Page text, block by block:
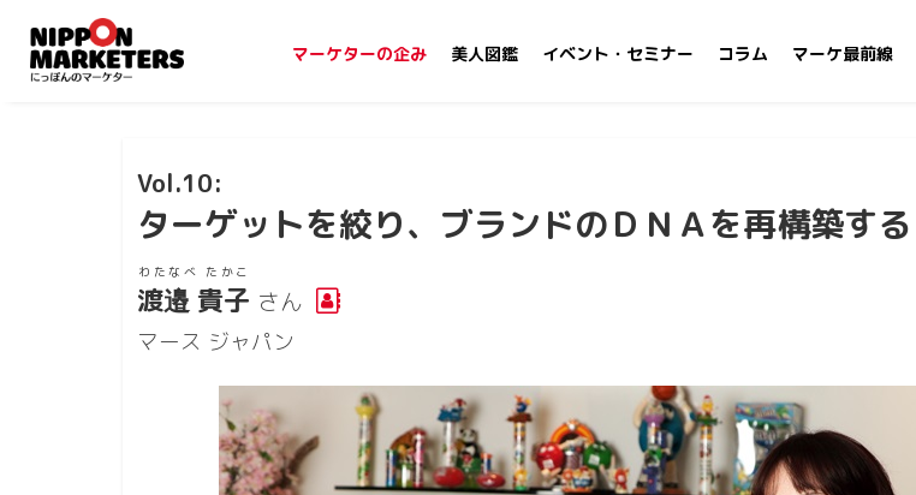
マーケターの企み 美人図鑑 イベント・セミナー コラム マーケ最前線
10
ターゲットを絞り、ブランドのＤＮＡを再構築する
渡邉 貴子
わたなべ たかこ
さん
マース ジャパン